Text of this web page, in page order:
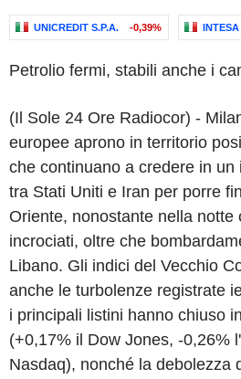
UNICREDIT S.P.A. -0,39%
Petrolio fermi, stabili anche i
(Il Sole 24 Ore Radiocor) -
europee aprono in territorio
che continuano a credere in un
tra Stati Uniti e Iran per porre
Oriente, nonostante nella notte
incrociati, oltre che
Libano. Gli indici del Vecchio
anche le turbolenze registrate
i principali listini hanno chiuso
(+0,17% il Dow Jones, -0,26%
Nasdaq), nonché la debolezza